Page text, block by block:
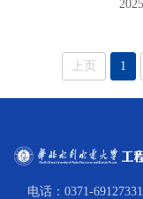
上页 1
电话：0371-69127331